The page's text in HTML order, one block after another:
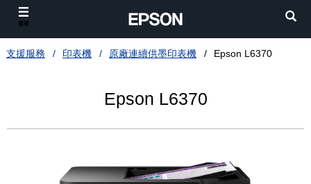
支援服務 印表機 原廠連續供墨印表機 Epson L6370
Epson L6370